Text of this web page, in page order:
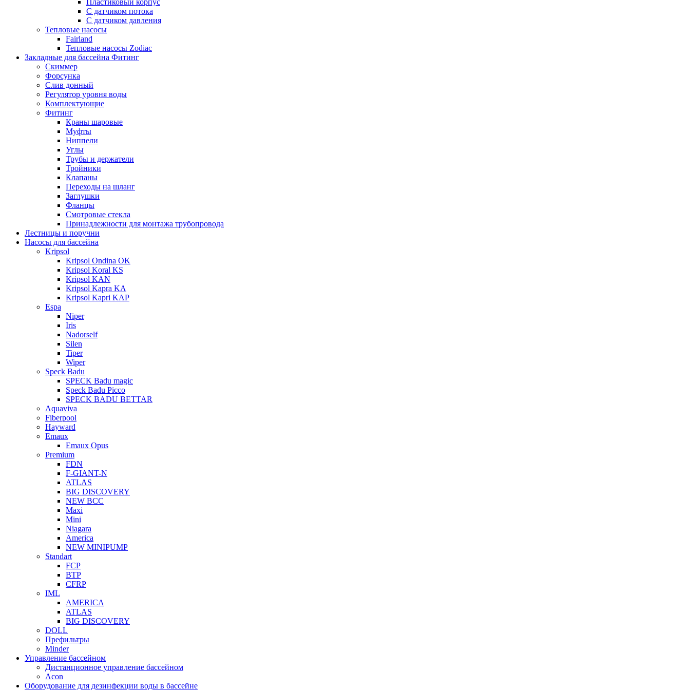
Пластиковый корпус
С датчиком потока
С датчиком давления
Тепловые насосы
Fairland
Тепловые насосы Zodiac
Закладные для бассейна Фитинг
Скиммер
Форсунка
Слив донный
Регулятор уровня воды
Комплектующие
Фитинг
Краны шаровые
Муфты
Ниппели
Углы
Трубы и держатели
Тройники
Клапаны
Переходы на шланг
Заглушки
Фланцы
Смотровые стекла
Принадлежности для монтажа трубопровода
Лестницы и поручни
Насосы для бассейна
Kripsol
Kripsol Ondina ОK
Kripsol Koral KS
Kripsol KAN
Kripsol Kapra KA
Kripsol Kapri KAP
Espa
Niper
Iris
Nadorself
Silen
Tiper
Wiper
Speck Badu
SPECK Badu magic
Speck Badu Picco
SPECK BADU BETTAR
Aquaviva
Fiberpool
Hayward
Emaux
Emaux Opus
Premium
FDN
F-GIANT-N
ATLAS
BIG DISCOVERY
NEW BCC
Maxi
Mini
Niagara
America
NEW MINIPUMP
Standart
FCP
BTP
CFRP
IML
AMERICA
ATLAS
BIG DISCOVERY
DOLL
Префильтры
Minder
Управление бассейном
Дистанционное управление бассейном
Acon
Оборудование для дезинфекции воды в бассейне